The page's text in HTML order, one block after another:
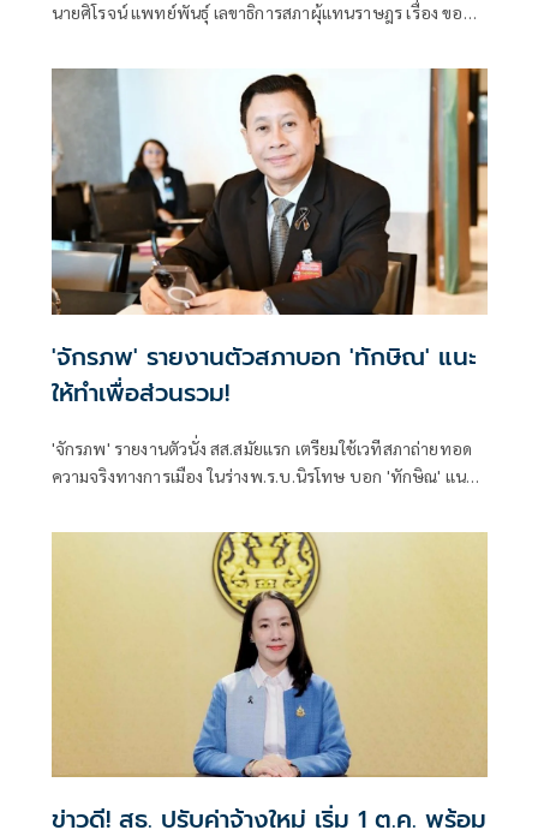
นายศิโรจน์ แพทย์พันธุ์ เลขาธิการสภาผุ้แทนราษฎร เรื่อง ขอ
ประกอบเพิ่มเติมก่อนวันหมดอายุประกันและขอให้ยึด
แคชเชียร์เช็คธนาคารไทยพาณิชย์
'จักรภพ' รายงานตัวสภาบอก 'ทักษิณ' แนะ
ให้ทำเพื่อส่วนรวม!
'จักรภพ' รายงานตัวนั่ง สส.สมัยแรก เตรียมใช้เวทีสภาถ่ายทอด
ความจริงทางการเมือง ในร่างพ.ร.บ.นิรโทษ บอก 'ทักษิณ' แนะ
ความนิยมวันนี้พรุ่งนี้
ข่าวดี! สธ. ปรับค่าจ้างใหม่ เริ่ม 1 ต.ค. พร้อม